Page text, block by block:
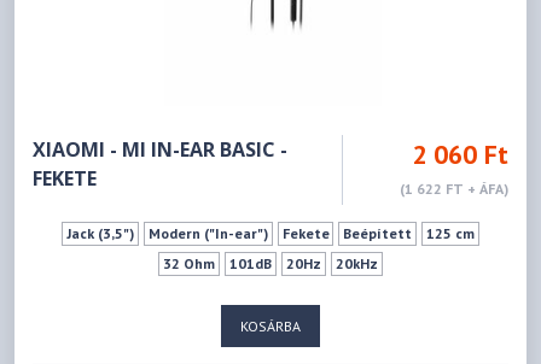
XIAOMI - MI IN-EAR BASIC -
FEKETE
2 060 Ft
(1 622 FT + ÁFA)
Jack (3,5") Modern ("In-ear") Fekete Beépített
125 cm
32 Ohm
101dB 20Hz 20kHz
KOSÁRBA